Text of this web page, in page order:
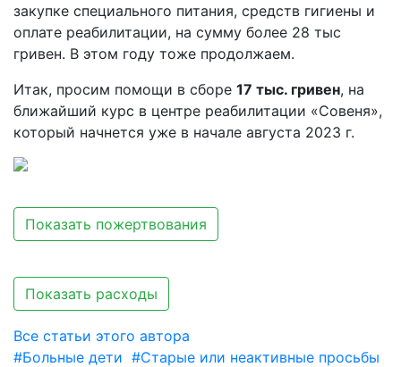
закупке специального питания, средств гигиены и
оплате реабилитации, на сумму более 28 тыс
гривен. В этом году тоже продолжаем.
Итак, просим помощи в сборе 17 тыс. гривен, на
ближайший курс в центре реабилитации «Совеня»,
который начнется уже в начале августа 2023 г.
Показать пожертвования
Показать расходы
Все статьи этого автора
#Больные дети #Старые или неактивные просьбы